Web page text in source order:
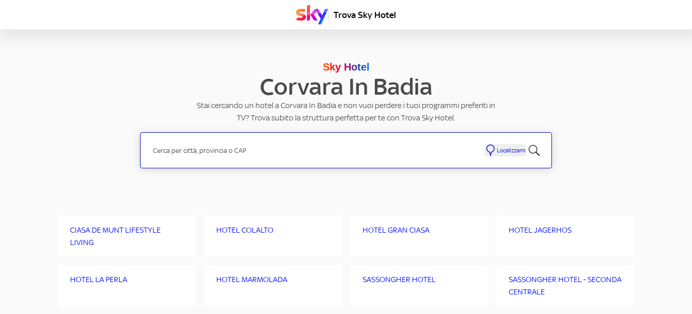
Trova Sky Hotel
Sky Hotel
Corvara In Badia
Stai cercando un hotel a Corvara In Badia e non vuoi perdere i tuoi programmi preferiti in
TV? Trova subito la struttura perfetta per te con Trova Sky Hotel.
Localizzami
CIASA DE MUNT LIFESTYLE
LIVING
HOTEL COLALTO HOTEL GRAN CIASA HOTEL JAGERHOS
HOTEL LA PERLA HOTEL MARMOLADA SASSONGHER HOTEL
SASSONGHER HOTEL - SECONDA
CENTRALE